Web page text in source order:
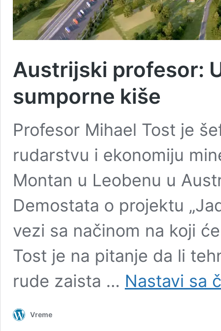
Austrijski profesor:
sumporne kiše
Profesor Mihael Tost je
rudarstvu i ekonomiju
Montan u Leobenu u
Demostata o projektu
vezi sa načinom na koji
Tost je na pitanje da li
rude zaista … Nastavi sa
Vreme